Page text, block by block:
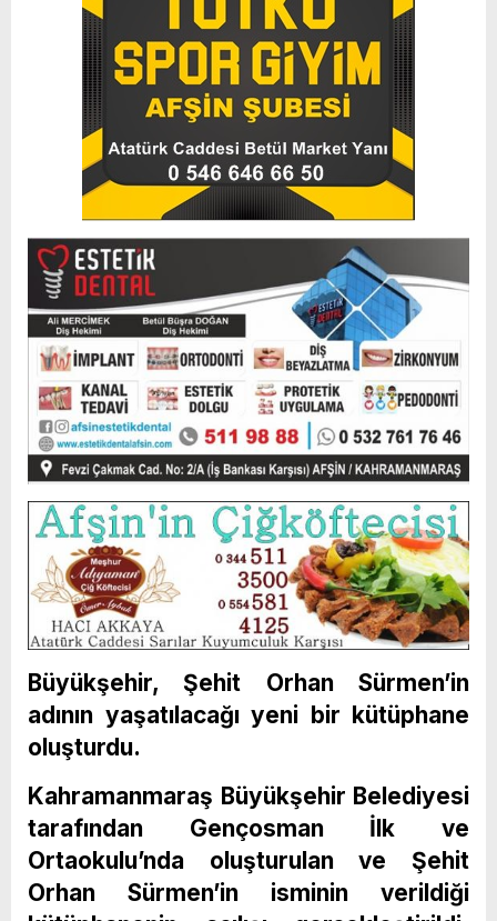
Büyükşehir, Şehit Orhan Sürmen’in
adının yaşatılacağı yeni bir kütüphane
oluşturdu.
Kahramanmaraş Büyükşehir Belediyesi
tarafından Gençosman İlk ve
Ortaokulu’nda oluşturulan ve Şehit
Orhan Sürmen’in isminin verildiği